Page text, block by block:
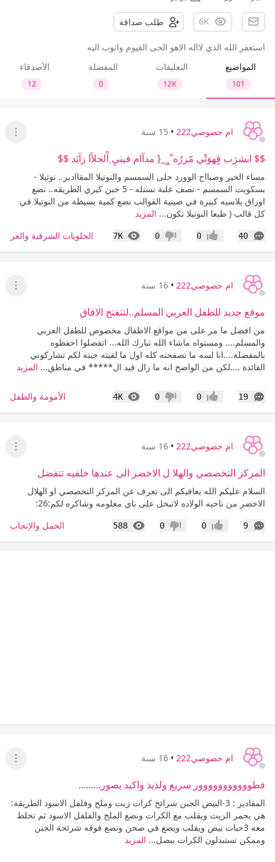
6K طلب صداقة
استغفر الله الذي لااله الاهو الحى القيوم واتوب اليه
المواضيع
101
التعليقات
12K
المفضلة
0
الأصدقاء
12
ام حصوصي222 • 15 سنة
عرض
$$ ابشرَب قٍهوَتْي مّررُه ّ_ٍ_{ مدآام فينيِ ِاْلحلآَا زآيَد $$
مساء الخير وصبااح الوورد حلى السمسم والنوتيلا المقاادير.. نوتيلا -
بسكويت السمسم - نصف علبة نستله - 5 جبن كيري الطريقه.. نضع
اوراق بلاسيه كبيرة في صينية القوالب نضع كمية بسيطة من النوتيلا في
كل قالب ( طبعا النوتيلا تكون... المزيد
40
التعليقات إعجاب0 عدم إعجاب
0
7K
المشاهدات الحلويات الشرقية والغربية
ام حصوصي222 • 16 سنة
عرض
موقع جديد للطفل العربي المسلم..لتتفتح الافاق
من افضل ما مر على من مواقع الاطفال مخصوص للطفل العربي
والمسلم.... ومستواه ماشاء الله تبارك الله... اتفضلوا احفظوه
بالمفضلة....انا لسه ما تصفحته كله اول ما لقيته جبته لكم تشاركوني
الفائدة ....لكن من الواضح انه ما زال قيد ال***** في مناطق... المزيد
19
التعليقات إعجاب0 عدم إعجاب
0
4K
المشاهدات الأمومة والطفل
ام حصوصي222 • 16 سنة
عرض
المركز التخصصي والهلا ل الاخضر الى عندها خلفيه تتفضل
السلام عليكم الله يعافيكم الى تعرف عن المركز التخصصي او الهلال
الاخضر من ناحيه الولاده لاتبخل على باي معلومه وشاكره لكم:26:
9
التعليقات إعجاب0 عدم إعجاب
0
588
المشاهدات الحمل والإنجاب
ام حصوصي222 • 16 سنة
عرض
فطووووووووووور سريع ولذيذ واكيد بصور.........
المقادير : 3-البيض الجبن شرائح كرات زيت وملح وفلفل الاسود الطريقة:
هي يحمر الزيت ويقلب مع الكرات ونضع الملح والفلفل الاسود ثم تخلط
معه 3حبات بيض ويقلب ويضع في صحن ونضع فوقه شرئحة الجبن
وممكن تستبدلون الكرات ببصل... المزيد